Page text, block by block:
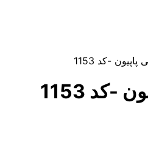
-کد 1153
-کد 1153